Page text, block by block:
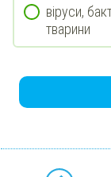
віруси,
тварини